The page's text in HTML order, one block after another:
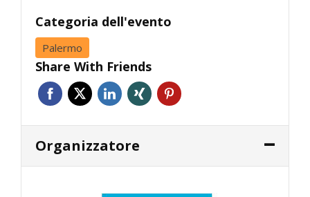
Categoria dell'evento
Palermo
Share With Friends
Organizzatore